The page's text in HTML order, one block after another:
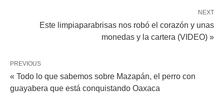
NEXT
Este limpiaparabrisas nos robó el corazón y unas
monedas y la cartera (VIDEO) »
PREVIOUS
« Todo lo que sabemos sobre Mazapán, el perro con
guayabera que está conquistando Oaxaca